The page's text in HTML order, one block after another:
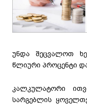
უნდა შეცვალოთ
წლიური პროცენტი
კალკულატორი
სარგებლის